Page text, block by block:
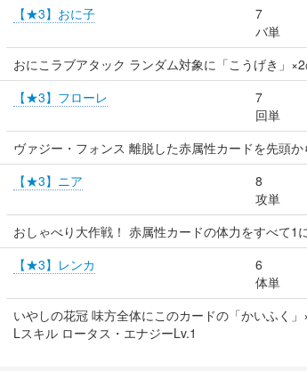
【★3】おに子
7
バ単
おにこラブアタック ランダム対象に「こうげき」
【★3】フローレ
7
回単
ヴァジー・フォンス 離脱した赤属性カードを先頭
【★3】ニア
8
攻単
おしゃべり大作戦！ 赤属性カードの体力をすべて
【★3】レンカ
6
体単
いやしの花冠 味方全体にこのカードの「かいふく
Lスキル ロータス・エナジーLv.1